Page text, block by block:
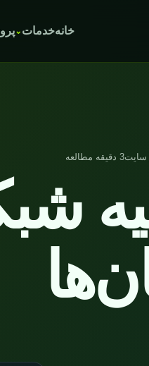
خانهخدمات
سایت3 دقیقه مطالعه